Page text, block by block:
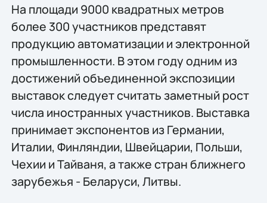
На площади 9000 квадратных метров
более 300 участников представят
продукцию автоматизации и электронной
промышленности. В этом году одним из
достижений объединенной экспозиции
выставок следует считать заметный рост
числа иностранных участников. Выставка
принимает экспонентов из Германии,
Италии, Финляндии, Швейцарии, Польши,
Чехии и Тайваня, а также стран ближнего
зарубежья - Беларуси, Литвы.